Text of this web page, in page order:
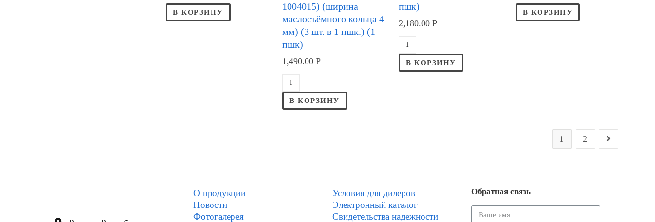
В КОРЗИНУ
1004015) (ширина
маслосъёмного кольца 4
мм) (3 шт. в 1 пшк.) (1
пшк)
1,490.00Р
В КОРЗИНУ
пшк)
2,180.00Р
В КОРЗИНУ
В КОРЗИНУ
1 2
О продукции
Новости
Фотогалерея
Условия для дилеров
Электронный каталог
Свидетельства надежности
Обратная связь